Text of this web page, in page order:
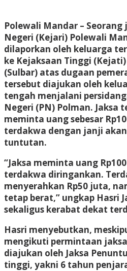
Polewali Mandar – Seorang
Negeri (Kejari) Polewali
dilaporkan oleh keluarga
ke Kejaksaan Tinggi
(Sulbar) atas dugaan
tersebut diajukan oleh
tengah menjalani
Negeri (PN) Polman. Jaksa
meminta uang sebesar
terdakwa dengan janji
tuntutan.
“Jaksa meminta uang
terdakwa diringankan.
menyerahkan Rp50 juta,
tetap berat,” ungkap Hasri
sekaligus kerabat dekat
Hasri menyebutkan,
mengikuti permintaan
diajukan oleh Jaksa
tinggi, yakni 6 tahun